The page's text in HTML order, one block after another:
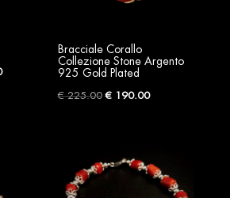
Current
Bracciale Corallo
Collezione Stone Argento
925 Gold Plated
€225.00Original
€ 225.00.
€ 190.00Current